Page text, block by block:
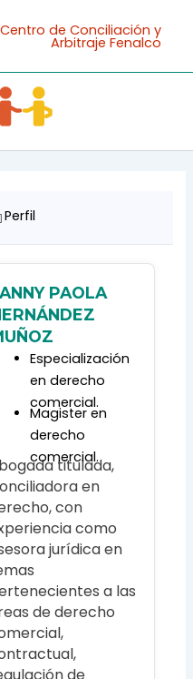
Perfil
PAOLA
Especialización
en derecho
comercial.
Magister en
derecho
comercial.
titulada,
en
con
como
jurídica en
a las
de derecho